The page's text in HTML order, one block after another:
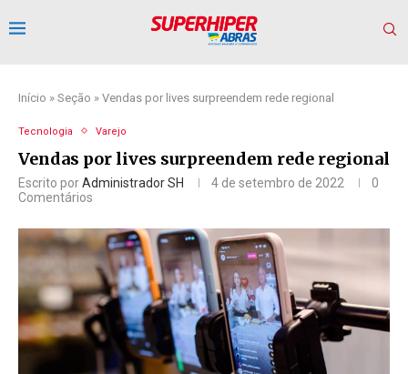
Início » Seção » Vendas por lives surpreendem rede regional
Tecnologia Varejo
Vendas por lives surpreendem rede regional
Escrito porAdministrador SH 4 de setembro de 2022
0
Comentários